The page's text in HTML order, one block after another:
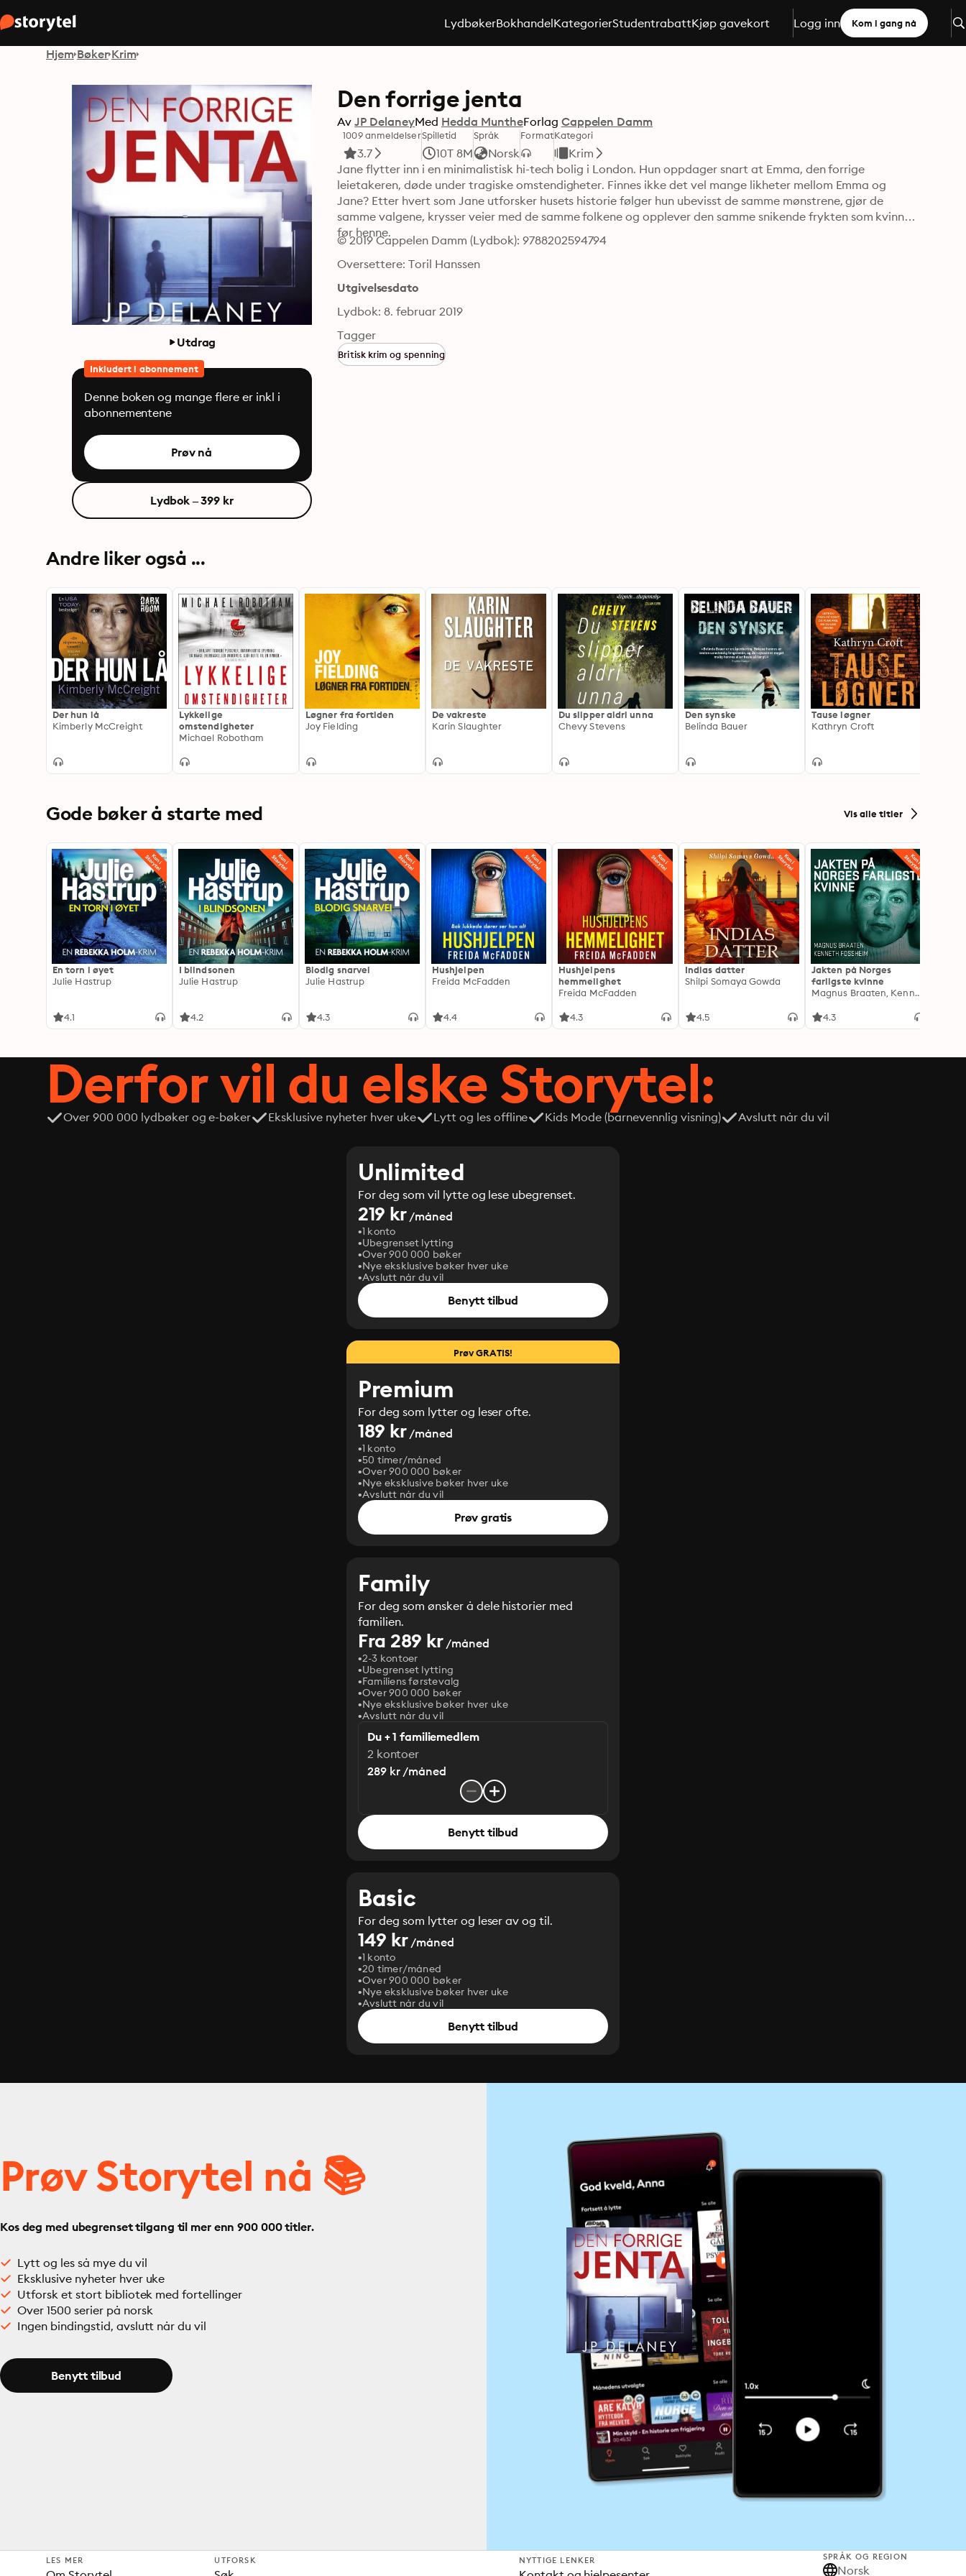
LydbøkerBokhandelKategorierStudentrabattKjøp gavekort Logg inn Kom i gang nå
Hjem Bøker Krim
Utdrag
Inkludert i abonnement
Denne boken og mange flere er inkl i
abonnementene
Prøv nå
Lydbok – 399 kr
Den forrige jenta
Av JP DelaneyMed Hedda MuntheForlag Cappelen Damm
1009 anmeldelser
3.7
Spilletid
10T 8M
Språk
Norsk
FormatKategori
Krim
Jane flytter inn i en minimalistisk hi-tech bolig i London. Hun oppdager snart at Emma, den forrige
leietakeren, døde under tragiske omstendigheter. Finnes ikke det vel mange likheter mellom Emma og
Jane? Etter hvert som Jane utforsker husets historie følger hun ubevisst de samme mønstrene, gjør de
samme valgene, krysser veier med de samme folkene og opplever den samme snikende frykten som kvinnen
før henne.
© 2019 Cappelen Damm (Lydbok): 9788202594794
Oversettere: Toril Hanssen
Utgivelsesdato
Lydbok: 8. februar 2019
Tagger
Britisk krim og spenning
Andre liker også ...
Der hun lå
Kimberly McCreight
Lykkelige
omstendigheter
Michael Robotham
Løgner fra fortiden
Joy Fielding
De vakreste
Karin Slaughter
Du slipper aldri unna
Chevy Stevens
Den synske
Belinda Bauer
Tause løgner
Kathryn Croft
Gode bøker å starte med Vis alle titler
En torn i øyet
Julie Hastrup
4.1
I blindsonen
Julie Hastrup
4.2
Blodig snarvei
Julie Hastrup
4.3
Hushjelpen
Freida McFadden
4.4
Hushjelpens
hemmelighet
Freida McFadden
4.3
Indias datter
Shilpi Somaya Gowda
4.5
Jakten på Norges
farligste kvinne
Magnus Braaten, Kenneth Fossheim
4.3
Derfor vil du elske Storytel:
Over 900 000 lydbøker og e-bøker Eksklusive nyheter hver uke Lytt og les offline Kids Mode (barnevennlig visning) Avslutt når du vil
Unlimited
For deg som vil lytte og lese ubegrenset.
219 kr/måned
1 konto
Ubegrenset lytting
Over 900 000 bøker
Nye eksklusive bøker hver uke
Avslutt når du vil
Benytt tilbud
Prøv GRATIS!
Premium
For deg som lytter og leser ofte.
189 kr/måned
1 konto
50 timer/måned
Over 900 000 bøker
Nye eksklusive bøker hver uke
Avslutt når du vil
Prøv gratis
Family
For deg som ønsker å dele historier med
familien.
Fra 289 kr/måned
2-3 kontoer
Ubegrenset lytting
Familiens førstevalg
Over 900 000 bøker
Nye eksklusive bøker hver uke
Avslutt når du vil
Du + 1 familiemedlem
2 kontoer
289 kr /måned
Benytt tilbud
Basic
For deg som lytter og leser av og til.
149 kr/måned
1 konto
20 timer/måned
Over 900 000 bøker
Nye eksklusive bøker hver uke
Avslutt når du vil
Benytt tilbud
Prøv Storytel nå 📚
Kos deg med ubegrenset tilgang til mer enn 900 000 titler.
Lytt og les så mye du vil
Eksklusive nyheter hver uke
Utforsk et stort bibliotek med fortellinger
Over 1500 serier på norsk
Ingen bindingstid, avslutt når du vil
Benytt tilbud
LES MER UTFORSK NYTTIGE LENKER SPRÅK OG REGION
Norsk